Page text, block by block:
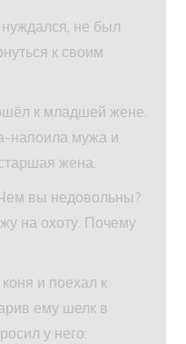
не был
к своим
к младшей жене.
напоила мужа и
жена.
вы недовольны?
на охоту. Почему
и поехал к
ему шелк в
у него: